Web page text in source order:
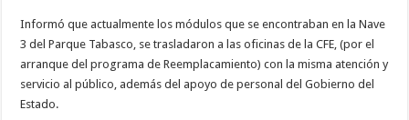
Informó que actualmente los módulos que se encontraban en la Nave
3 del Parque Tabasco, se trasladaron a las oficinas de la CFE, (por el
arranque del programa de Reemplacamiento) con la misma atención y
servicio al público, además del apoyo de personal del Gobierno del
Estado.